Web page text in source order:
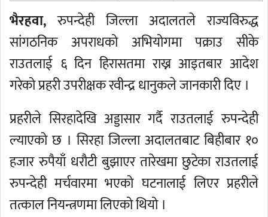
भैरहवा, रुपन्देही जिल्ला अदालतले राज्यविरुद्ध
सांगठनिक अपराधको अभियोगमा पक्राउ सीके
राउतलाई ६ दिन हिरासतमा राख्न आइतबार आदेश
गरेको प्रहरी उपरीक्षक रवीन्द्र धानुकले जानकारी दिए ।
प्रहरीले सिरहादेखि अड्डासार गर्दै राउतलाई रुपन्देही
ल्याएको छ । सिरहा जिल्ला अदालतबाट बिहीबार १०
हजार रुपैयाँ धरौटी बुझाएर तारेखमा छुटेका राउतलाई
रुपन्देही मर्चवारमा भएको घटनालाई लिएर प्रहरीले
तत्काल नियन्त्रणमा लिएको थियो ।